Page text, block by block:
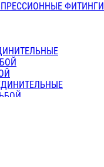
ФИТИНГИ